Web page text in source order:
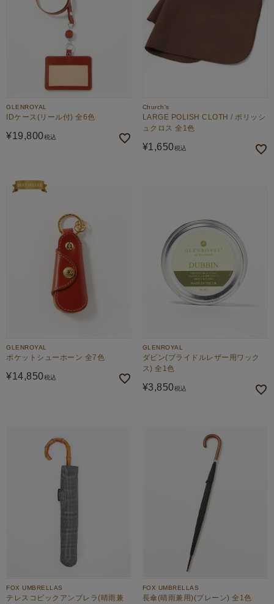
GLENROYAL
IDケース(リール付) 全6色
¥19,800税込
Church's
LARGE POLISH CLOTH / ポリッシ
ュクロス 全1色
¥1,650税込
GLENROYAL
ポケットシューホーン 全7色
¥14,850税込
GLENROYAL
ダビン(ブライドルレザー用ワック
ス) 全1色
¥3,850税込
FOX UMBRELLAS
テレスコピックアンブレラ(晴雨兼
FOX UMBRELLAS
長傘(晴雨兼用)(プレーン) 全1色